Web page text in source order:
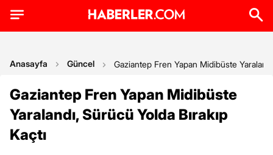
Anasayfa Güncel Gaziantep Fren Yapan Midibüste
Gaziantep Fren Yapan Midibüste
Yaralandı, Sürücü Yolda Bırakıp
Kaçtı